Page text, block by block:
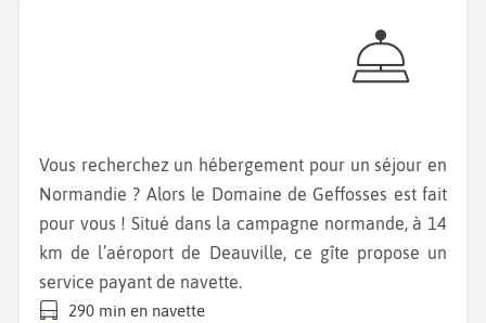
Vous recherchez un hébergement pour un séjour en
Normandie ? Alors le Domaine de Geffosses est fait
pour vous ! Situé dans la campagne normande, à 14
km de l’aéroport de Deauville, ce gîte propose un
service payant de navette.
290 min en navette